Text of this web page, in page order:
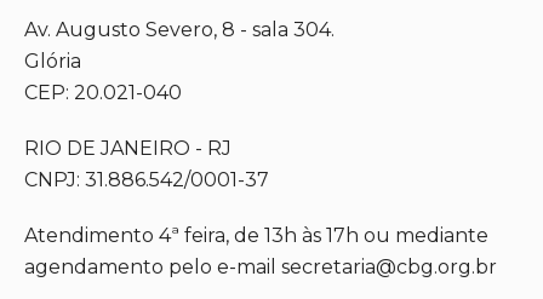
Av. Augusto Severo, 8 - sala 304.
Glória
CEP: 20.021-040
RIO DE JANEIRO - RJ
CNPJ: 31.886.542/0001-37
Atendimento 4ª feira, de 13h às 17h ou mediante
agendamento pelo e-mail secretaria@cbg.org.br